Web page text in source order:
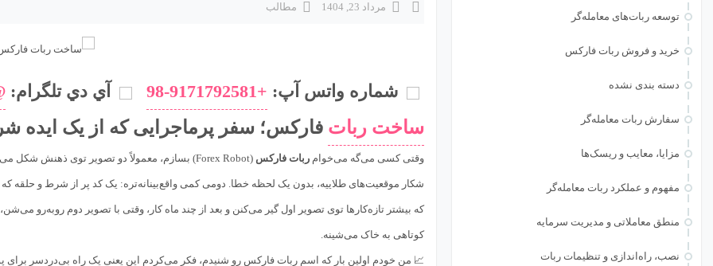
توسعه ربات‌های معامله‌گر
خرید و فروش ربات فارکس
دسته بندی نشده
سفارش ربات معامله‌گر
مزایا، معایب و ریسک‌ها
مفهوم و عملکرد ربات معامله‌گر
منطق معاملاتی و مدیریت سرمایه
نصب، راه‌اندازی و تنظیمات ربات
مرداد 23, 1404 مطالب
شماره واتس آپ: +98-9171792581 آي دي تلگرام:
ساخت ربات فارکس؛ سفر پرماجرایی که از یک ایده
وقتی کسی می‌گه می‌خوامربات فارکس
شکار موقعیت‌های طلاییه، بدون یک لحظه خطا. دومی کمی واقع‌بینانه‌تره: یک کد پر از شرط و حلقه
که بیشتر تازه‌کارها توی تصویر اول گیر می‌کنن و بعد از چند ماه کار، وقتی با تصویر دوم روبه‌رو
کوتاهی به خاک می‌شینه.
📈 من خودم اولین بار که اسم ربات فارکس رو شنیدم، فکر می‌کردم این یعنی یک راه بی‌دردسر برای